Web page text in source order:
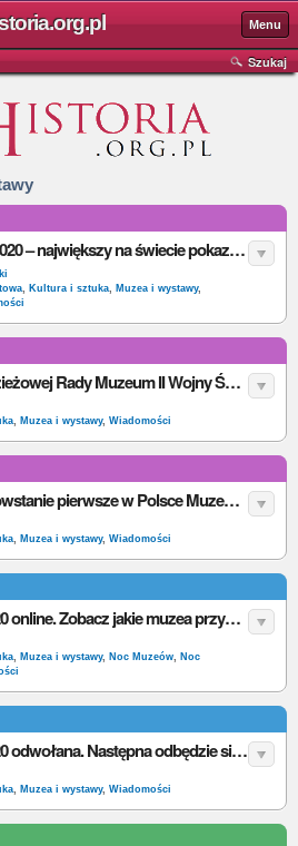
Menu
Szukaj
Tankfest Online 2020 – największy na świecie pokaz jeżdżących czołgów transmitowany na żywo!
, Kultura i sztuka, Muzea i wystawy,
Dołącz do Młodzieżowej Rady Muzeum II Wojny Światowej
, Muzea i wystawy, Wiadomości
W Michałowie powstanie pierwsze w Polsce Muzeum Disco Polo
, Muzea i wystawy, Wiadomości
Noc Muzeów 2020 online. Zobacz jakie muzea przygotowały specjalny program
, Muzea i wystawy, Noc Muzeów, Noc
Noc Muzeów 2020 odwołana. Następna odbędzie się za rok
, Muzea i wystawy, Wiadomości